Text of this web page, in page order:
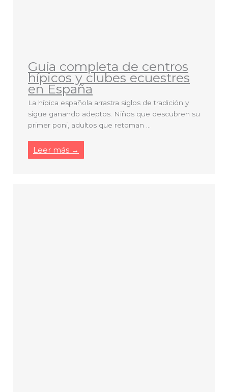
Guía completa de centros
hípicos y clubes ecuestres
en España
La hípica española arrastra siglos de tradición y
sigue ganando adeptos. Niños que descubren su
primer poni, adultos que retoman ...
Leer más →